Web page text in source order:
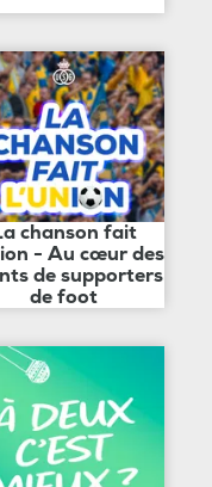
chanson fait
- Au cœur des
de supporters
de foot